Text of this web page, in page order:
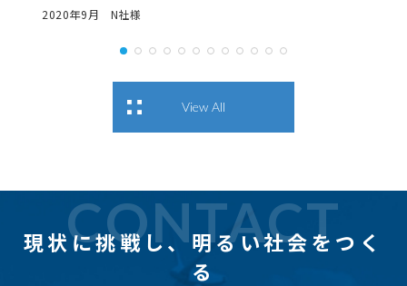
2020年9月 N社様
View All
CONTACT
現状に挑戦し、明るい社会をつく
る